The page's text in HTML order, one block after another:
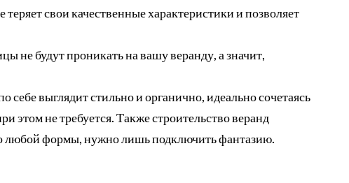
свои качественные характеристики и позволяет
не будут проникать на вашу веранду, а значит,
себе выглядит стильно и органично, идеально сочетаясь
этом не требуется. Также строительство веранд
любой формы, нужно лишь подключить фантазию.